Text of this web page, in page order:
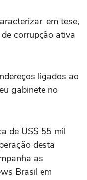
em tese,
corrupção ativa
ligados ao
gabinete no
de US$ 55 mil
desta
as
Brasil em